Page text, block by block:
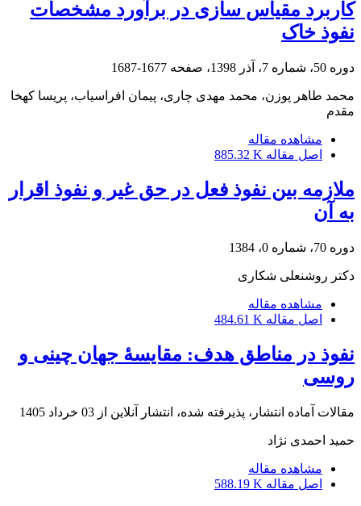
کاربرد مقیاس سازی در برآورد مشخصات
نفوذ خاک
دوره 50، شماره 7، آذر 1398، صفحه 1677-1687
محمد طاهر پوزن، محمد مهدی چاری، پیمان افراسیاب، پریسا کهخا
مقدم
مشاهده مقاله
اصل مقاله 885.32 K
ملازمه بین نفوذ فعل در حق غیر و نفوذ اقرار
به آن
دوره 70، شماره 0، 1384
دکتر روشنعلی شکاری
مشاهده مقاله
اصل مقاله 484.61 K
نفوذ در مناطق هدف: مقایسۀ جهان چینی و
روسی
مقالات آماده انتشار، پذیرفته شده، انتشار آنلاین از 03 خرداد 1405
حمید احمدی نژاد
مشاهده مقاله
اصل مقاله 588.19 K